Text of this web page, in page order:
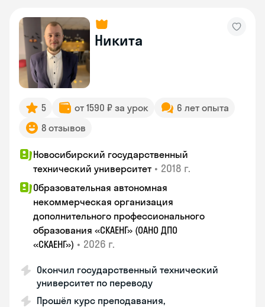
Никита
5 от 1590 ₽ за урок
6 лет опыта
8 отзывов
Новосибирский государственный
технический университет • 2018 г.
Образовательная автономная
некоммерческая организация
дополнительного профессионального
образования «СКАЕНГ» (ОАНО ДПО
«СКАЕНГ») • 2026 г.
Окончил государственный технический
университет по переводу
Прошёл курс преподавания,